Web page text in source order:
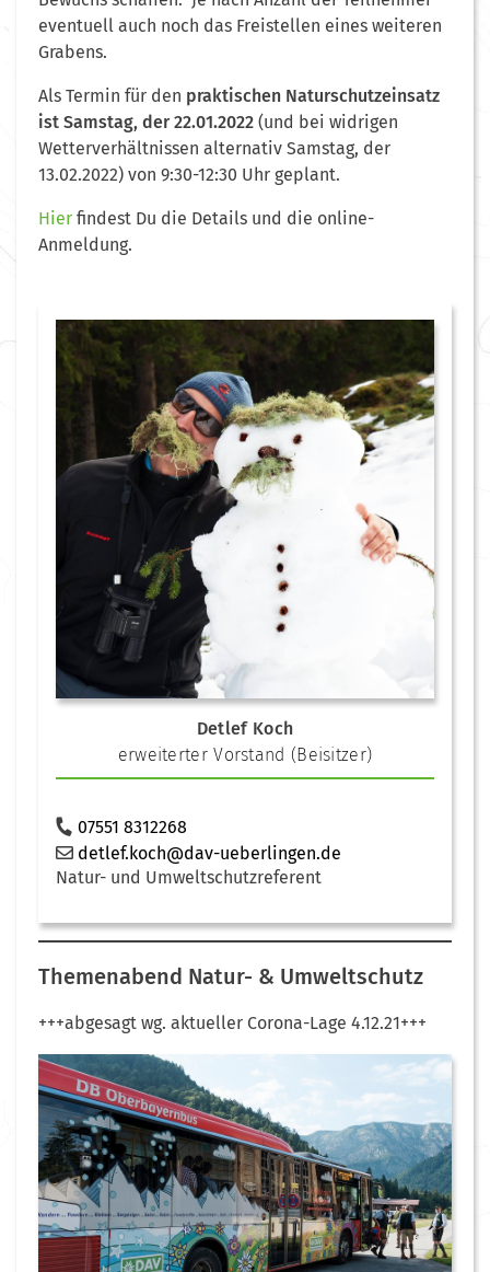
eventuell auch noch das Freistellen eines weiteren
Grabens.
Als Termin für den praktischen Naturschutzeinsatz
ist Samstag, der 22.01.2022 (und bei widrigen
Wetterverhältnissen alternativ Samstag, der
13.02.2022) von 9:30-12:30 Uhr geplant.
Hier findest Du die Details und die online-
Anmeldung.
Detlef Koch
erweiterter Vorstand (Beisitzer)
07551 8312268
detlef.koch@dav-ueberlingen.de
Natur- und Umweltschutzreferent
Themenabend Natur- & Umweltschutz
+++abgesagt wg. aktueller Corona-Lage 4.12.21+++